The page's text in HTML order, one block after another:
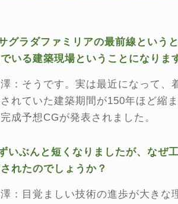
グラダファミリアの最前線という
いる建築現場ということになりま
：そうです。実は最近になって、
れていた建築期間が150年ほど縮
成予想CGが発表されました。
いぶんと短くなりましたが、なぜ
れたのでしょうか？
：目覚ましい技術の進歩が大きな